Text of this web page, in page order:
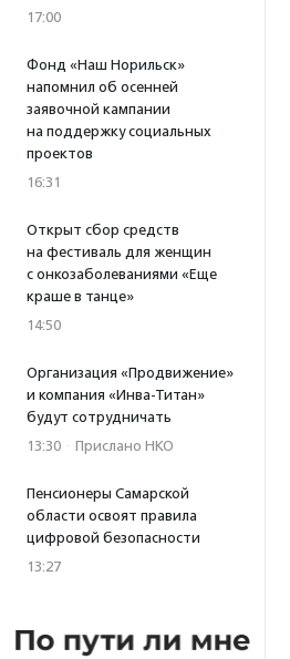
17:00
Фонд «Наш Норильск»
напомнил об осенней
заявочной кампании
на поддержку социальных
проектов
16:31
Открыт сбор средств
на фестиваль для женщин
с онкозаболеваниями «Еще
краше в танце»
14:50
Организация «Продвижение»
и компания «Инва-Титан»
будут сотрудничать
13:30 · Прислано НКО
Пенсионеры Самарской
области освоят правила
цифровой безопасности
13:27